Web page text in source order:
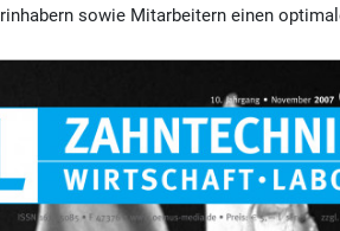
sowie Mitarbeitern einen